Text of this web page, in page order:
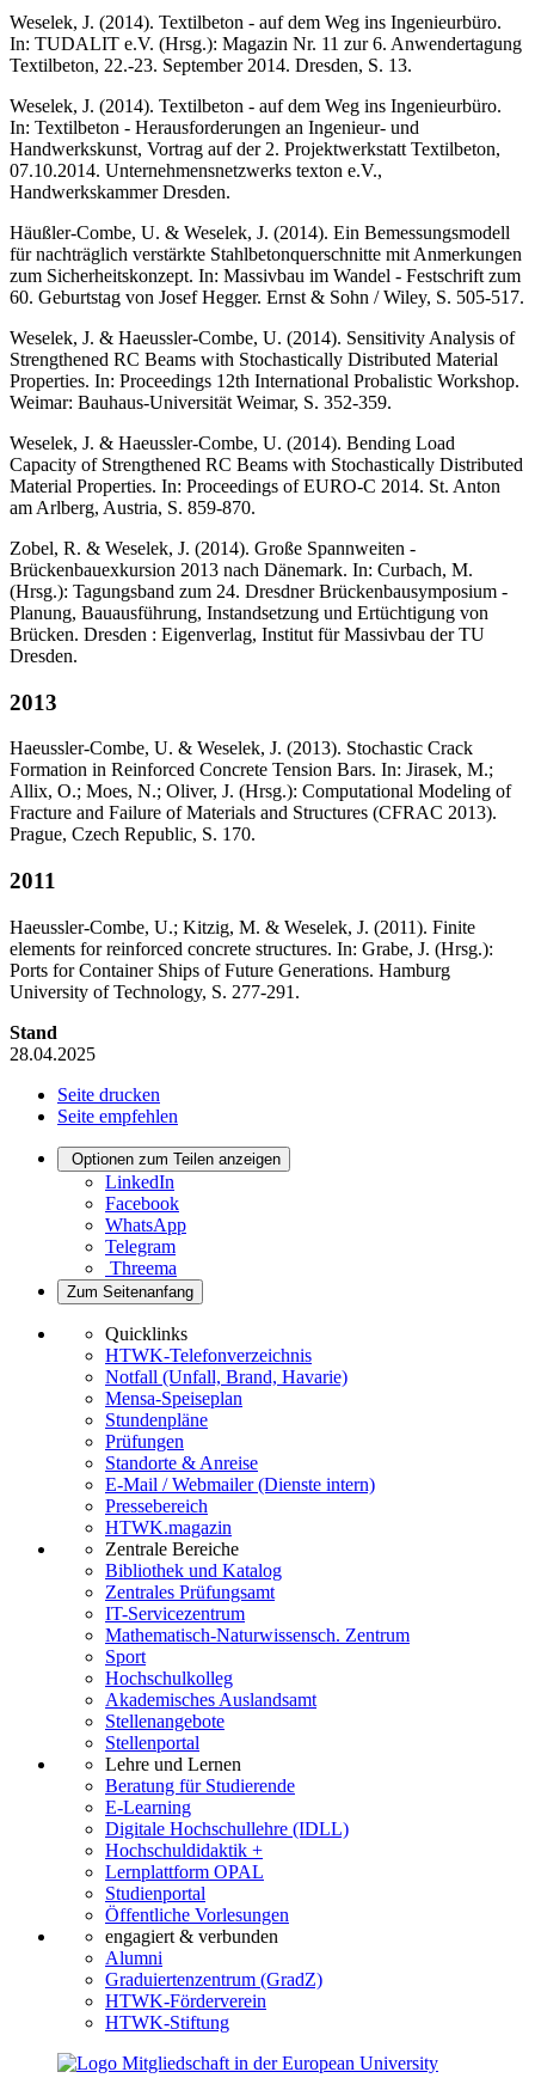
Weselek, J. (2014). Textilbeton - auf dem Weg ins Ingenieurbüro.
In: TUDALIT e.V. (Hrsg.): Magazin Nr. 11 zur 6. Anwendertagung
Textilbeton, 22.-23. September 2014. Dresden, S. 13.
Weselek, J. (2014). Textilbeton - auf dem Weg ins Ingenieurbüro.
In: Textilbeton - Herausforderungen an Ingenieur- und
Handwerkskunst, Vortrag auf der 2. Projektwerkstatt Textilbeton,
07.10.2014. Unternehmensnetzwerks texton e.V.,
Handwerkskammer Dresden.
Häußler-Combe, U. & Weselek, J. (2014). Ein Bemessungsmodell
für nachträglich verstärkte Stahlbetonquerschnitte mit Anmerkungen
zum Sicherheitskonzept. In: Massivbau im Wandel - Festschrift zum
60. Geburtstag von Josef Hegger. Ernst & Sohn / Wiley, S. 505-517.
Weselek, J. & Haeussler-Combe, U. (2014). Sensitivity Analysis of
Strengthened RC Beams with Stochastically Distributed Material
Properties. In: Proceedings 12th International Probalistic Workshop.
Weimar: Bauhaus-Universität Weimar, S. 352-359.
Weselek, J. & Haeussler-Combe, U. (2014). Bending Load
Capacity of Strengthened RC Beams with Stochastically Distributed
Material Properties. In: Proceedings of EURO-C 2014. St. Anton
am Arlberg, Austria, S. 859-870.
Zobel, R. & Weselek, J. (2014). Große Spannweiten -
Brückenbauexkursion 2013 nach Dänemark. In: Curbach, M.
(Hrsg.): Tagungsband zum 24. Dresdner Brückenbausymposium -
Planung, Bauausführung, Instandsetzung und Ertüchtigung von
Brücken. Dresden : Eigenverlag, Institut für Massivbau der TU
Dresden.
2013
Haeussler-Combe, U. & Weselek, J. (2013). Stochastic Crack
Formation in Reinforced Concrete Tension Bars. In: Jirasek, M.;
Allix, O.; Moes, N.; Oliver, J. (Hrsg.): Computational Modeling of
Fracture and Failure of Materials and Structures (CFRAC 2013).
Prague, Czech Republic, S. 170.
2011
Haeussler-Combe, U.; Kitzig, M. & Weselek, J. (2011). Finite
elements for reinforced concrete structures. In: Grabe, J. (Hrsg.):
Ports for Container Ships of Future Generations. Hamburg
University of Technology, S. 277-291.
Stand
28.04.2025
Seite drucken
Seite empfehlen
Optionen zum Teilen anzeigen
LinkedIn
Facebook
WhatsApp
Telegram
Threema
Zum Seitenanfang
Quicklinks
HTWK-Telefonverzeichnis
Notfall (Unfall, Brand, Havarie)
Mensa-Speiseplan
Stundenpläne
Prüfungen
Standorte & Anreise
E-Mail / Webmailer (Dienste intern)
Pressebereich
HTWK.magazin
Zentrale Bereiche
Bibliothek und Katalog
Zentrales Prüfungsamt
IT-Servicezentrum
Mathematisch-Naturwissensch. Zentrum
Sport
Hochschulkolleg
Akademisches Auslandsamt
Stellenangebote
Stellenportal
Lehre und Lernen
Beratung für Studierende
E-Learning
Digitale Hochschullehre (IDLL)
Hochschuldidaktik +
Lernplattform OPAL
Studienportal
Öffentliche Vorlesungen
engagiert & verbunden
Alumni
Graduiertenzentrum (GradZ)
HTWK-Förderverein
HTWK-Stiftung